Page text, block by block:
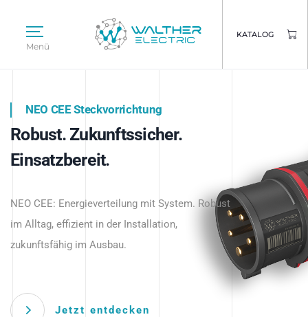
Menü
KATALOG
Intelligente Stromverteilung
beginnt hier.
NEO CEE Steckvorrichtung
Robust. Zukunftssicher.
Einsatzbereit.
NEO CEE: Energieverteilung mit System. Robust
im Alltag, effizient in der Installation,
zukunftsfähig im Ausbau.
Jetzt entdecken
Intelligenz trifft Energie.
Anwendungen – robust, IP-geschützt und
zukunftsfähig.